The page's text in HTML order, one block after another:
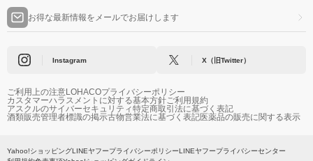
お得な最新情報をメールでお届けします
Instagram X（旧Twitter）
ご利用上の注意LOHACOプライバシーポリシー
カスタマーハラスメントに対する基本方針ご利用規約
アスクルのサイバーセキュリティ特定商取引法に基づく表記
酒類販売管理者標識の掲示古物営業法に基づく表記医薬品の販売に関する表示
Yahoo!ショッピングLINEヤフープライバシーポリシーLINEヤフープライバシーセンター